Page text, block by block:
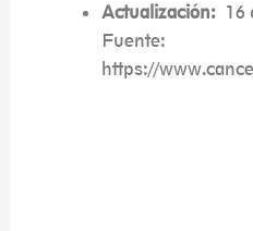
Actualización: 16
Fuente:
https://